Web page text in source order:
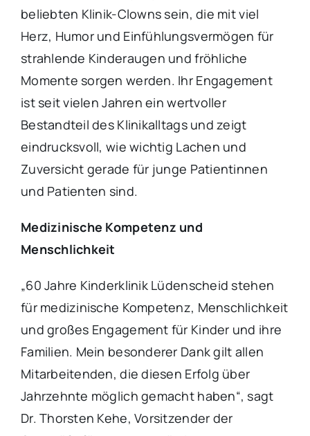
beliebten Klinik-Clowns sein, die mit viel
Herz, Humor und Einfühlungsvermögen für
strahlende Kinderaugen und fröhliche
Momente sorgen werden. Ihr Engagement
ist seit vielen Jahren ein wertvoller
Bestandteil des Klinikalltags und zeigt
eindrucksvoll, wie wichtig Lachen und
Zuversicht gerade für junge Patientinnen
und Patienten sind.
Medizinische Kompetenz und
Menschlichkeit
„60 Jahre Kinderklinik Lüdenscheid stehen
für medizinische Kompetenz, Menschlichkeit
und großes Engagement für Kinder und ihre
Familien. Mein besonderer Dank gilt allen
Mitarbeitenden, die diesen Erfolg über
Jahrzehnte möglich gemacht haben“, sagt
Dr. Thorsten Kehe, Vorsitzender der